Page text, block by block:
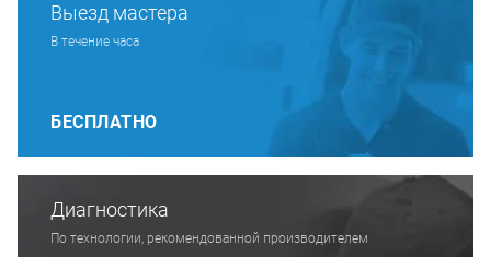
Выезд мастера
В течение часа
БЕСПЛАТНО
Диагностика
По технологии, рекомендованной производителем